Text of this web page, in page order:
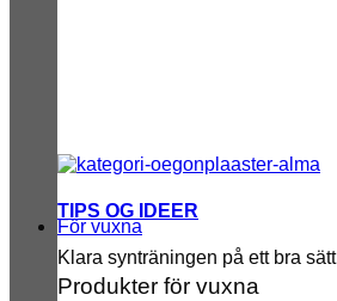
TIPS OG IDEER
Klara synträningen på ett bra sätt
För vuxna
Produkter för vuxna